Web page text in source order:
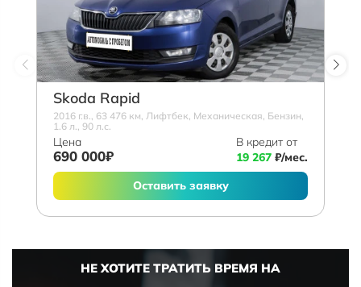
Skoda Rapid
2016 г.в., 63 476 км, Лифтбек, Механическая, Бензин,
1.6 л., 90 л.с.
Цена
690 000₽
В кредит от
19 267 ₽/мес.
Оставить заявку
НЕ ХОТИТЕ ТРАТИТЬ ВРЕМЯ НА